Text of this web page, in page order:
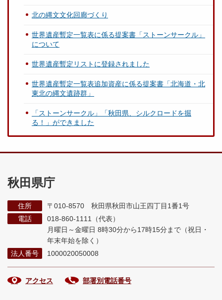
北の縄文文化回廊づくり
世界遺産暫定一覧表に係る提案書「ストーンサークル」
について
世界遺産暫定リストに登録されました
世界遺産暫定一覧表追加資産に係る提案書「北海道・北
東北の縄文遺跡群」
「ストーンサークル」「秋田県、シルクロードを掘
る！」ができました
秋田県庁
住所
〒010-8570 秋田県秋田市山王四丁目1番1号
電話
018-860-1111（代表）
月曜日～金曜日 8時30分から17時15分まで （祝日・
年末年始を除く）
法人番号
1000020050008
アクセス 部署別電話番号